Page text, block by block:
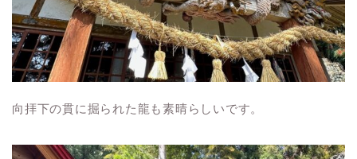
向拝下の貫に掘られた龍も素晴らしいです。